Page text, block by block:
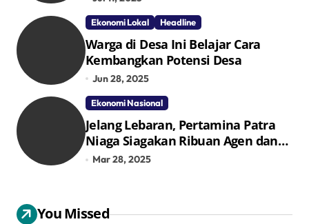
Ekonomi Lokal Headline
Warga di Desa Ini Belajar Cara
Kembangkan Potensi Desa
Jun 28, 2025
Ekonomi Nasional
Jelang Lebaran, Pertamina Patra
Niaga Siagakan Ribuan Agen dan
Pangkalan LPG 3 Kg
Mar 28, 2025
You Missed